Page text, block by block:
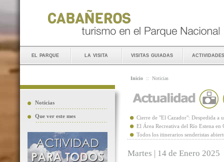
el parque la visita visitas guiadas actividades
Noticias
Que ver este mes
Inicio :: Noticias
Cierre de "El Cazador": Despedida a
El Área Recreativa del Río Estena
Todos los itinerarios senderistas
Martes | 14 de Enero 2025